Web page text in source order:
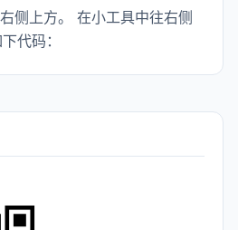
侧上方。 在小工具中往右侧
代码：